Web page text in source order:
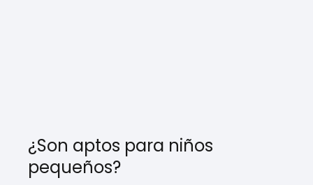
¿Son aptos para niños
pequeños?